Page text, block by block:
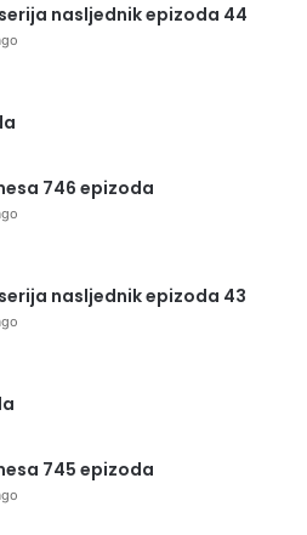
nasljednik epizoda 44
746 epizoda
nasljednik epizoda 43
745 epizoda